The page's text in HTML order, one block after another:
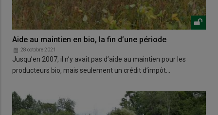
Aide au maintien en bio, la fin d’une période
28 octobre 2021
Jusqu’en 2007, il n’y avait pas d’aide au maintien pour les
producteurs bio, mais seulement un crédit d’impôt…